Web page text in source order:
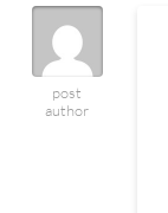
post
author